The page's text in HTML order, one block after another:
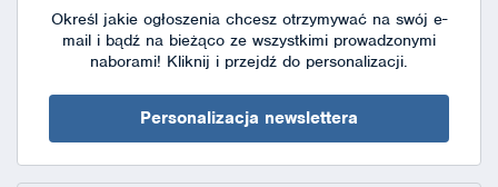
Określ jakie ogłoszenia chcesz otrzymywać na swój e-
mail i bądź na bieżąco ze wszystkimi prowadzonymi
naborami! Kliknij i przejdź do personalizacji.
Personalizacja newslettera